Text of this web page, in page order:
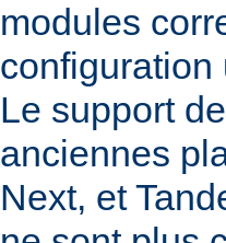
modules
configuration
Le support
anciennes
Next, et